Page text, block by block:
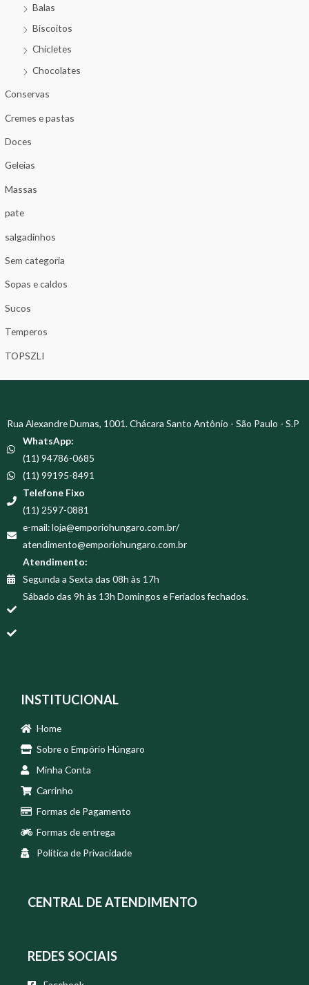
Balas
Biscoitos
Chicletes
Chocolates
Conservas
Cremes e pastas
Doces
Geleias
Massas
pate
salgadinhos
Sem categoria
Sopas e caldos
Sucos
Temperos
TOPSZLI
Rua Alexandre Dumas, 1001. Chácara Santo Antônio - São Paulo - S.P
WhatsApp:
(11) 94786-0685
(11) 99195-8491
Telefone Fixo
(11) 2597-0881
e-mail: loja@emporiohungaro.com.br/
atendimento@emporiohungaro.com.br
Atendimento:
Segunda a Sexta das 08h às 17h
Sábado das 9h às 13h Domingos e Feriados fechados.
INSTITUCIONAL
Home
Sobre o Empório Húngaro
Minha Conta
Carrinho
Formas de Pagamento
Formas de entrega
Política de Privacidade
CENTRAL DE ATENDIMENTO
REDES SOCIAIS